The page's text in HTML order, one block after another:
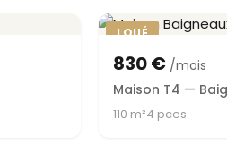
LOUÉ
830 € /mois
Maison T4 —
110 m²4 pces